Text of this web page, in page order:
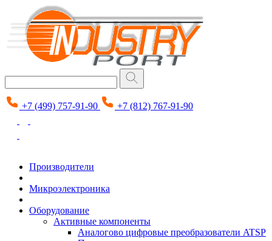
+7 (499) 757-91-90 +7 (812) 767-91-90
Производители
Микроэлектроника
Оборудование
Активные компоненты
Аналогово цифровые преобразователи ATSP